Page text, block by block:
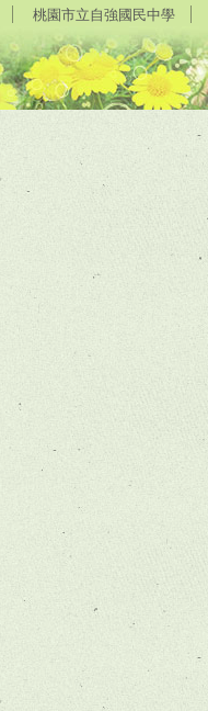
桃園市立自強國民中學